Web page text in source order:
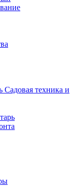
Садовая техника и